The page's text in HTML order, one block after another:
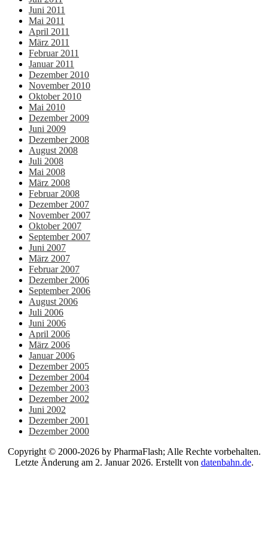
Juni 2011
Mai 2011
April 2011
März 2011
Februar 2011
Januar 2011
Dezember 2010
November 2010
Oktober 2010
Mai 2010
Dezember 2009
Juni 2009
Dezember 2008
August 2008
Juli 2008
Mai 2008
März 2008
Februar 2008
Dezember 2007
November 2007
Oktober 2007
September 2007
Juni 2007
März 2007
Februar 2007
Dezember 2006
September 2006
August 2006
Juli 2006
Juni 2006
April 2006
März 2006
Januar 2006
Dezember 2005
Dezember 2004
Dezember 2003
Dezember 2002
Juni 2002
Dezember 2001
Dezember 2000
Copyright © 2000-2026 by PharmaFlash; Alle Rechte vorbehalten.
Letzte Änderung am 2. Januar 2026. Erstellt von datenbahn.de.